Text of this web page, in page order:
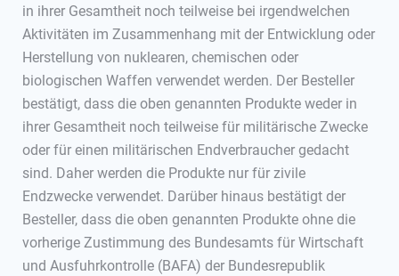
in ihrer Gesamtheit noch teilweise bei irgendwelchen
Aktivitäten im Zusammenhang mit der Entwicklung oder
Herstellung von nuklearen, chemischen oder
biologischen Waffen verwendet werden. Der Besteller
bestätigt, dass die oben genannten Produkte weder in
ihrer Gesamtheit noch teilweise für militärische Zwecke
oder für einen militärischen Endverbraucher gedacht
sind. Daher werden die Produkte nur für zivile
Endzwecke verwendet. Darüber hinaus bestätigt der
Besteller, dass die oben genannten Produkte ohne die
vorherige Zustimmung des Bundesamts für Wirtschaft
und Ausfuhrkontrolle (BAFA) der Bundesrepublik